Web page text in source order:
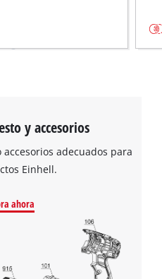
y accesorios
adecuados para
Einhell.
ahora